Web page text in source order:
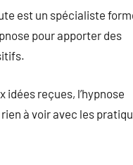
est un spécialiste
pour apporter des
idées reçues, l’hypnose
à voir avec les